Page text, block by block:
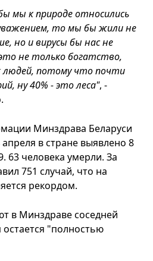
мы к природе относились
то мы бы жили не
но и вирусы бы нас не
не только богатство,
людей, потому что почти
ну 40% - это леса", -
Минздрава Беларуси
в стране выявлено 8
63 человека умерли. За
751 случай, что на
рекордом.
в Минздраве соседней
"полностью